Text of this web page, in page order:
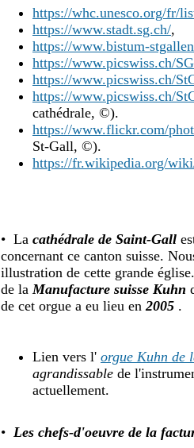
https://whc.unesco.org/fr/
https://www.stadt.sg.ch/,
https://www.bistum-
https://www.picswiss.ch/
https://www.picswiss.ch/
https://www.picswiss.ch/
cathédrale, ©).
https://www.flickr.com/
St-Gall, ©).
https://fr.wikipedia.org/
• La cathédrale de Saint-Gall
concernant ce canton suisse.
illustration de cette grande
de laManufacture suisse Kuhn
de cet orgue a eu lieu en2005 .
Lien vers l' orgue Kuhn de
agrandissable de
actuellement.
• Les chefs-d'oeuvre de la